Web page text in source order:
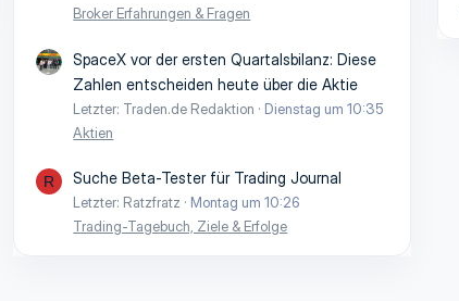
Broker Erfahrungen & Fragen
SpaceX vor der ersten Quartalsbilanz: Diese
Zahlen entscheiden heute über die Aktie
Letzter: Traden.de Redaktion
Dienstag um 10:35
Aktien
R Suche Beta-Tester für Trading Journal
Letzter: Ratzfratz
Montag um 10:26
Trading-Tagebuch, Ziele & Erfolge